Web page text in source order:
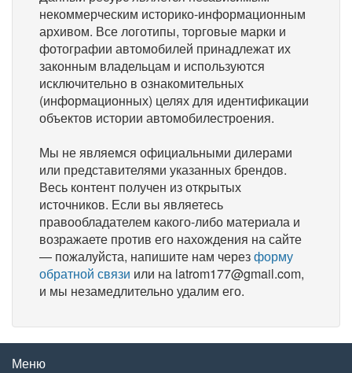
некоммерческим историко-информационным
архивом. Все логотипы, торговые марки и
фотографии автомобилей принадлежат их
законным владельцам и используются
исключительно в ознакомительных
(информационных) целях для идентификации
объектов истории автомобилестроения.
Мы не являемся официальными дилерами
или представителями указанных брендов.
Весь контент получен из открытых
источников. Если вы являетесь
правообладателем какого-либо материала и
возражаете против его нахождения на сайте
— пожалуйста, напишите нам черезформу
обратной связи или на latrom177@gmail.com,
и мы незамедлительно удалим его.
Меню